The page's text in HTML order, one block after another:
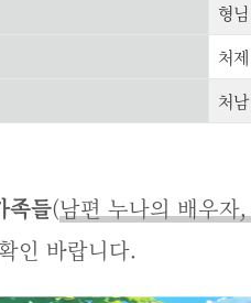
형님
처제
처남
족들(남편 누나의 배우자
인 바랍니다.